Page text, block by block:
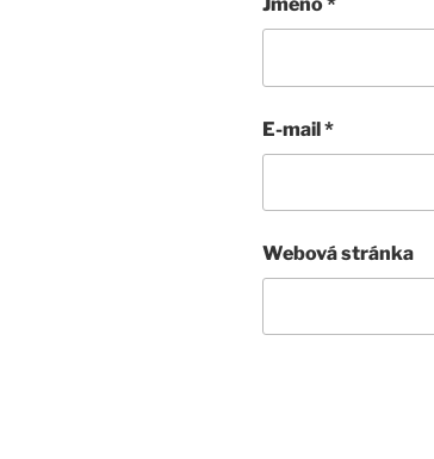
E-mail*
Webová stránka